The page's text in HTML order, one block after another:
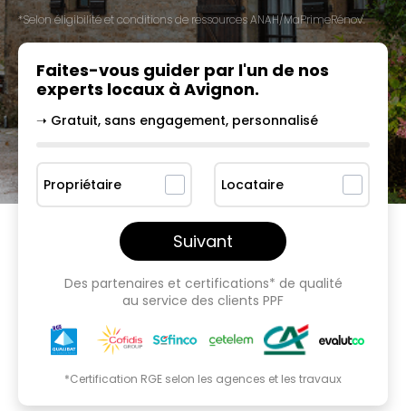
*Selon éligibilité et conditions de ressources ANAH/MaPrimeRénov'.
Faites-vous guider par l'un de nos
experts locaux à Avignon.
➝ Gratuit, sans engagement, personnalisé
Propriétaire Locataire
Suivant
Des partenaires et certifications* de qualité
au service des clients PPF
*Certification RGE selon les agences et les travaux